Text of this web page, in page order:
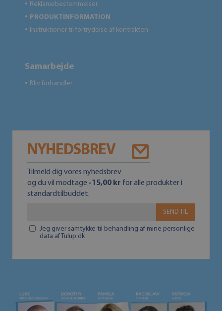
● Reklamebestemmelser
● PRODUKTINFORMATION
● Instruktioner til fortrydelse af kontrakten
Samarbejde
● Bliv forhandler
NYHEDSBREV
Tilmeld dig vores nyhedsbrev
og du vil modtage -15,00 kr for alle produkter i
standardtilbuddet.
SEND TIL
Jeg giver samtykke til behandling af mine personlige
data af Tulup.dk